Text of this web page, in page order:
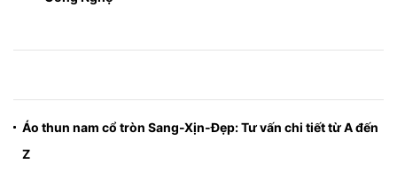
Áo thun nam cổ tròn Sang-Xịn-Đẹp: Tư vấn chi tiết từ A đến
Z